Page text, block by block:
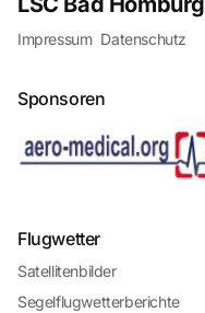
Impressum Datenschutz
Sponsoren
Flugwetter
Satellitenbilder
Segelflugwetterberichte